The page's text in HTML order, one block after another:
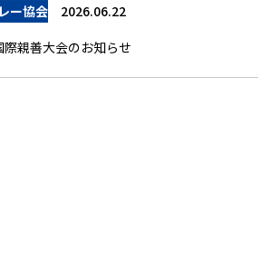
ー協会 2026.06.22
親善大会のお知らせ